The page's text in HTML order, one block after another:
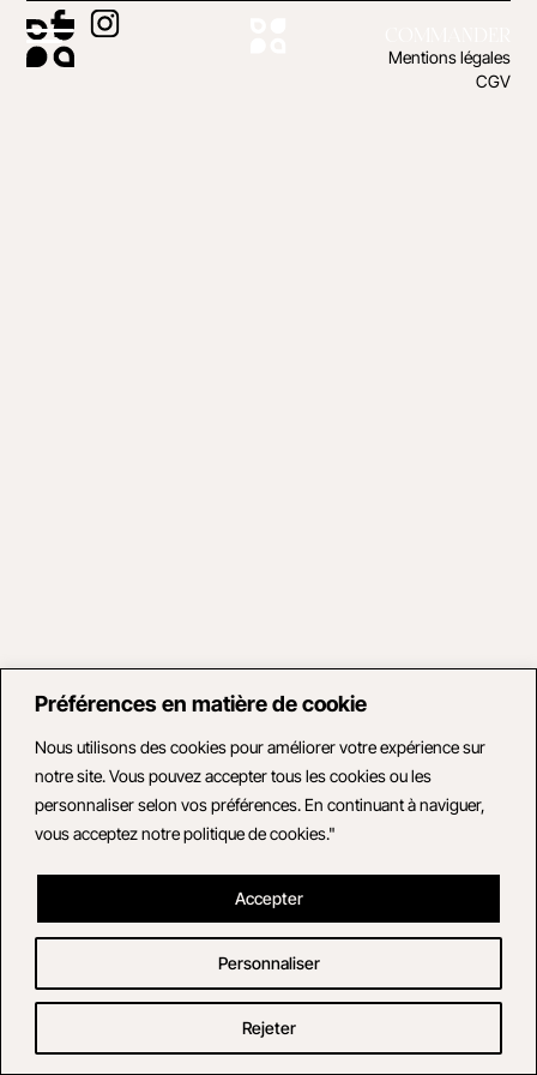
Préférences en matière de cookie
Nous utilisons des cookies pour améliorer votre expérience sur
notre site. Vous pouvez accepter tous les cookies ou les
personnaliser selon vos préférences. En continuant à naviguer,
vous acceptez notre politique de cookies."
Personnaliser
Rejeter
Accepter
Mentions légales
CGV